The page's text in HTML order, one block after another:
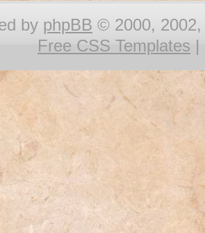
by phpBB © 2000, 2002,
Free CSS Templates |